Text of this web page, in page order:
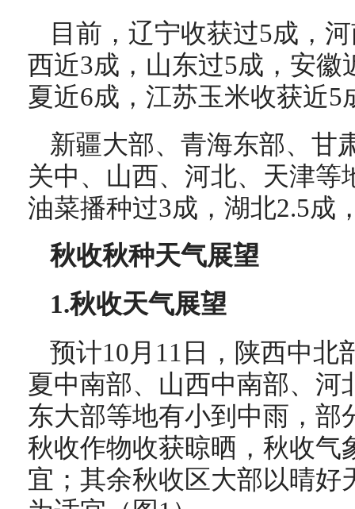
目前，辽宁收获过5成，
西近3成，山东过5成，安徽
夏近6成，江苏玉米收获近5
新疆大部、青海东部、甘
关中、山西、河北、天津等
油菜播种过3成，湖北2.5成
秋收秋种天气展望
1.秋收天气展望
预计10月11日，陕西中北
夏中南部、山西中南部、河
东大部等地有小到中雨，部
秋收作物收获晾晒，秋收气
宜；其余秋收区大部以晴好